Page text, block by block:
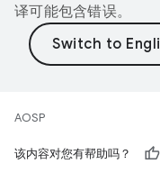
译可能包含错误。
AOSP
该内容对您有帮助吗？